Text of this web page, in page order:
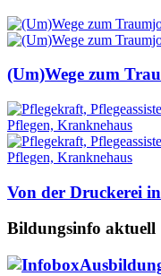
(Um)Wege zum
Von der Druckerei in
Bildungsinfo aktuell